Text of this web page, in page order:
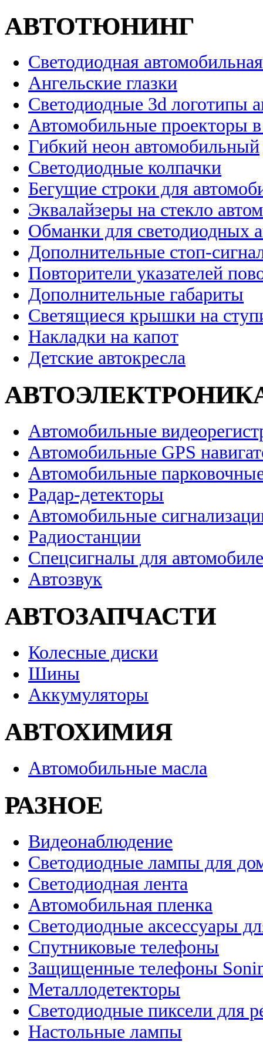
АВТОТЮНИНГ
Светодиодная
Ангельские глазки
Светодиодные 3d логотипы
Автомобильные проекторы
Гибкий неон автомобильный
Светодиодные колпачки
Бегущие строки для
Эквалайзеры на стекло
Обманки для светодиодных
Дополнительные стоп-
Повторители указателей
Дополнительные габариты
Светящиеся крышки на
Накладки на капот
Детские автокресла
Автомобильные
Автомобильные GPS
Автомобильные
Радар-детекторы
Автомобильные
Радиостанции
Спецсигналы для
Автозвук
АВТОЗАПЧАСТИ
Колесные диски
Шины
Аккумуляторы
АВТОХИМИЯ
Автомобильные масла
РАЗНОЕ
Видеонаблюдение
Светодиодные лампы для
Светодиодная лента
Автомобильная пленка
Светодиодные аксессуары
Спутниковые телефоны
Защищенные телефоны
Металлодетекторы
Светодиодные пиксели для
Настольные лампы